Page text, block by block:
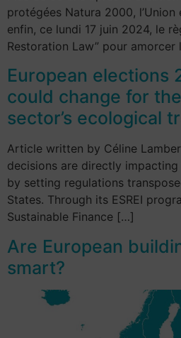
protégées Natura 2000,
enfin, ce lundi 17 juin 2024, le
Restoration Law” pour amorcer
European elections
could change for
sector’s ecological
Article written by Céline
decisions are directly
by setting regulations
States. Through its ESREI
Sustainable Finance […]
Are European
smart?